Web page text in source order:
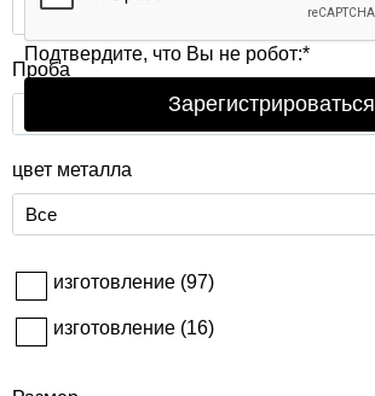
Все
Проба
цвет металла
Все
изготовление (97)
изготовление (16)
Подтвердите, что Вы не робот:*
Зарегистрироваться